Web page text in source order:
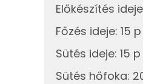
bazsalikom
1g
fokhagyma
Telített
Egyszeresen
Előkészítés ideje
Főzés ideje: 15 p
Sütés ideje: 15 p
Sütés hőfoka: